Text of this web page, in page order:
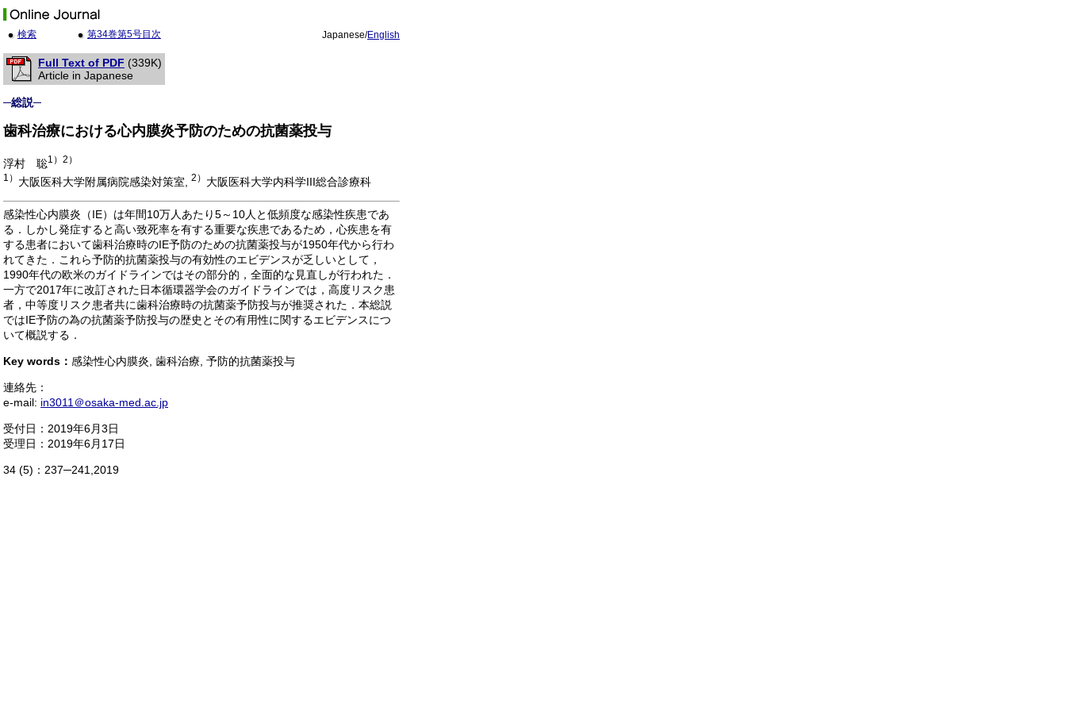
検索 第34巻第5号目次 Japanese/English
Full Text of PDF (339K)
Article in Japanese
─総説─
歯科治療における心内膜炎予防のための抗菌薬投与
浮村 聡1）2）
1） 大阪医科大学附属病院感染対策室, 2） 大阪医科大学内科学III総合診療科
感染性心内膜炎（IE）は年間10万人あたり5～10人と低頻度な感染性疾患であ
る．しかし発症すると高い致死率を有する重要な疾患であるため，心疾患を有
する患者において歯科治療時のIE予防のための抗菌薬投与が1950年代から行わ
れてきた．これら予防的抗菌薬投与の有効性のエビデンスが乏しいとして，
1990年代の欧米のガイドラインではその部分的，全面的な見直しが行われた．
一方で2017年に改訂された日本循環器学会のガイドラインでは，高度リスク患
者，中等度リスク患者共に歯科治療時の抗菌薬予防投与が推奨された．本総説
ではIE予防の為の抗菌薬予防投与の歴史とその有用性に関するエビデンスにつ
いて概説する．
Key words： 感染性心内膜炎, 歯科治療, 予防的抗菌薬投与
連絡先：
e-mail: in3011＠osaka-med.ac.jp
受付日：2019年6月3日
受理日：2019年6月17日
34 (5)：237─241,2019